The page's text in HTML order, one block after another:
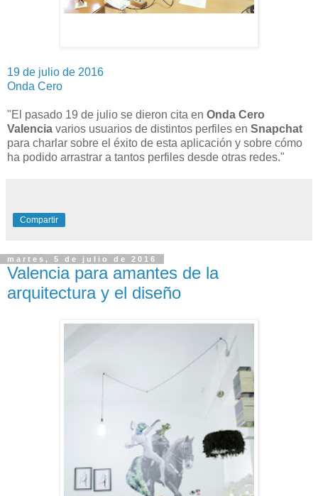
19 de julio de 2016
Onda Cero
"El pasado 19 de julio se dieron cita en Onda Cero
Valencia varios usuarios de distintos perfiles en Snapchat
para charlar sobre el éxito de esta aplicación y sobre cómo
ha podido arrastrar a tantos perfiles desde otras redes."
Compartir
martes, 5 de julio de 2016
Valencia para amantes de la
arquitectura y el diseño